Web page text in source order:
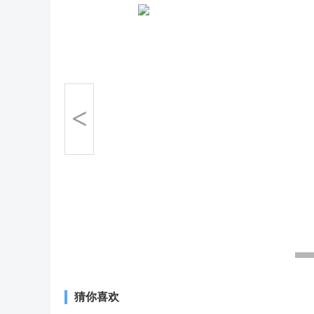
<
猜你喜欢